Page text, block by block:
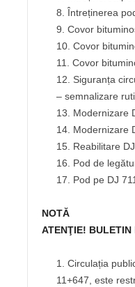
Întreținerea
Covor
Covor
Covor
Siguranța
– semnalizare
Modernizare
Modernizare
Reabilitare
Pod de
Pod pe DJ
NOTĂ
ATENŢIE! BULETIN
Circulația
11+647, este